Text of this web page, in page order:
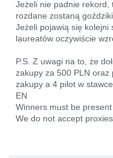
Jeżeli nie padnie rekord,
rozdane zostaną
Jeżeli pojawią się
laureatów oczywiście
P.S. Z uwagi na to, że
zakupy za 500 PLN oraz
zakupy a 4 pilot w
EN
Winners must be
We do not accept